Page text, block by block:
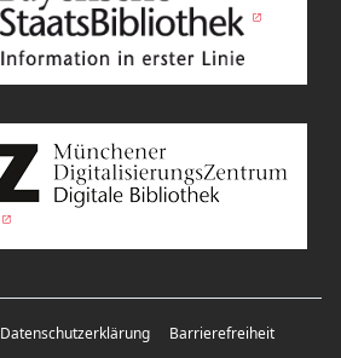
Datenschutzerklärung Barrierefreiheit